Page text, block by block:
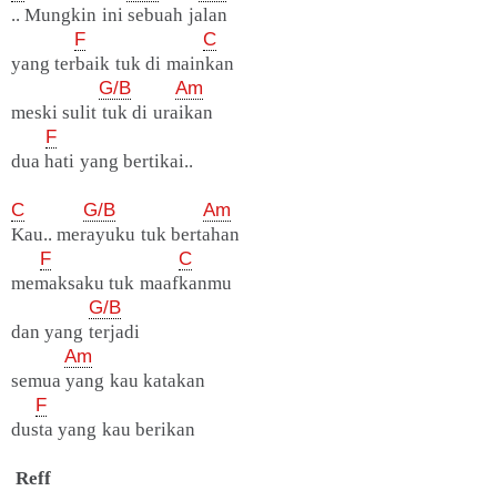
.. Mungkin ini sebuah jalan
F
C
yang terbaik tuk di mainkan
G/B
Am
meski sulit tuk di uraikan
F
dua hati yang bertikai..
C G/B
Am
Kau.. merayuku tuk bertahan
F
C
memaksaku tuk maafkanmu
G/B
dan yang terjadi
Am
semua yang kau katakan
F
dusta yang kau berikan
Reff